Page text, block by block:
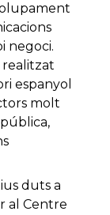
negoci.
realitzat
espanyol
molt
duts a
al Centre